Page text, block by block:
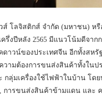
โลจิสติกส์ จำกัด (มหาชน) หรื
รึ่งปีหลัง 2565 มีแนวโน้มดีจา
วน์ของประเทศจีน อีกทั้งสหรั
ามต้องการขนส่งสินค้าทั้งในป
มเครื่องใช้ไฟฟ้าในบ้าน โด
การขนส่งสินค้าข้ามแดน และ